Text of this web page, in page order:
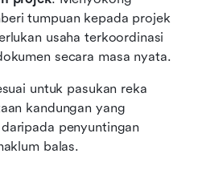
tumpuan kepada projek
usaha terkoordinasi
secara masa nyata.
untuk pasukan reka
kandungan yang
penyuntingan
balas.